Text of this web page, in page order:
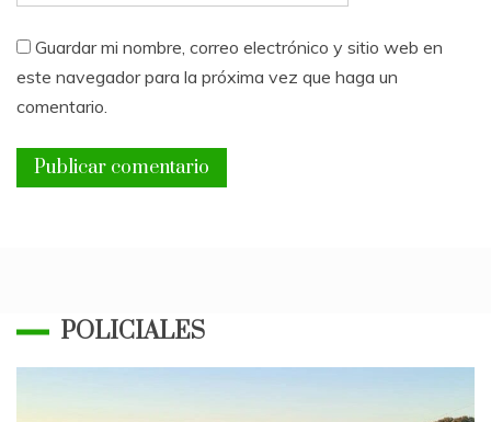
Guardar mi nombre, correo electrónico y sitio web en
este navegador para la próxima vez que haga un
comentario.
POLICIALES